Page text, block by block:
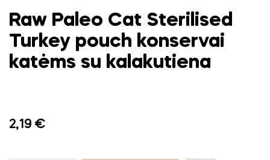
Raw Paleo Cat Sterilised
Turkey pouch konservai
katėms su kalakutiena
2,19 €